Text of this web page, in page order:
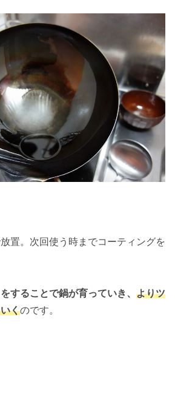
置。次回使う時までコーティングを
することで鍋が育っていき、 よりツ
くのです。